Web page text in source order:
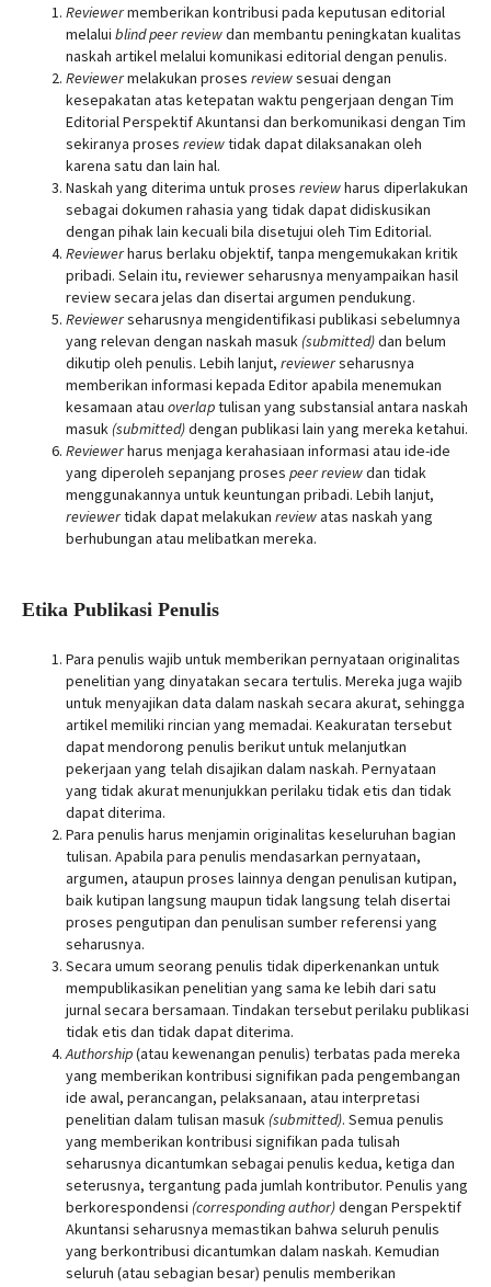
Reviewermemberikan kontribusi pada keputusan editorial
melalui blind peer reviewdan membantu peningkatan kualitas
naskah artikel melalui komunikasi editorial dengan penulis.
Reviewermelakukan proses reviewsesuai dengan
kesepakatan atas ketepatan waktu pengerjaan dengan Tim
Editorial Perspektif Akuntansi dan berkomunikasi dengan Tim
sekiranya proses reviewtidak dapat dilaksanakan oleh
karena satu dan lain hal.
Naskah yang diterima untuk proses reviewharus diperlakukan
sebagai dokumen rahasia yang tidak dapat didiskusikan
dengan pihak lain kecuali bila disetujui oleh Tim Editorial.
Reviewerharus berlaku objektif, tanpa mengemukakan kritik
pribadi. Selain itu, reviewer seharusnya menyampaikan hasil
review secara jelas dan disertai argumen pendukung.
Reviewerseharusnya mengidentifikasi publikasi sebelumnya
yang relevan dengan naskah masuk (submitted)dan belum
dikutip oleh penulis. Lebih lanjut, reviewerseharusnya
memberikan informasi kepada Editor apabila menemukan
kesamaan atau overlaptulisan yang substansial antara naskah
masuk (submitted)dengan publikasi lain yang mereka ketahui.
Reviewerharus menjaga kerahasiaan informasi atau ide-ide
yang diperoleh sepanjang proses peer reviewdan tidak
menggunakannya untuk keuntungan pribadi. Lebih lanjut,
reviewertidak dapat melakukan reviewatas naskah yang
berhubungan atau melibatkan mereka.
Etika Publikasi Penulis
Para penulis wajib untuk memberikan pernyataan originalitas
penelitian yang dinyatakan secara tertulis. Mereka juga wajib
untuk menyajikan data dalam naskah secara akurat, sehingga
artikel memiliki rincian yang memadai. Keakuratan tersebut
dapat mendorong penulis berikut untuk melanjutkan
pekerjaan yang telah disajikan dalam naskah. Pernyataan
yang tidak akurat menunjukkan perilaku tidak etis dan tidak
dapat diterima.
Para penulis harus menjamin originalitas keseluruhan bagian
tulisan. Apabila para penulis mendasarkan pernyataan,
argumen, ataupun proses lainnya dengan penulisan kutipan,
baik kutipan langsung maupun tidak langsung telah disertai
proses pengutipan dan penulisan sumber referensi yang
seharusnya.
Secara umum seorang penulis tidak diperkenankan untuk
mempublikasikan penelitian yang sama ke lebih dari satu
jurnal secara bersamaan. Tindakan tersebut perilaku publikasi
tidak etis dan tidak dapat diterima.
Authorship(atau kewenangan penulis) terbatas pada mereka
yang memberikan kontribusi signifikan pada pengembangan
ide awal, perancangan, pelaksanaan, atau interpretasi
penelitian dalam tulisan masuk (submitted). Semua penulis
yang memberikan kontribusi signifikan pada tulisah
seharusnya dicantumkan sebagai penulis kedua, ketiga dan
seterusnya, tergantung pada jumlah kontributor. Penulis yang
berkorespondensi (corresponding author)dengan Perspektif
Akuntansi seharusnya memastikan bahwa seluruh penulis
yang berkontribusi dicantumkan dalam naskah. Kemudian
seluruh (atau sebagian besar) penulis memberikan